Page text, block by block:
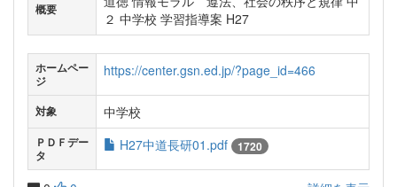
概要
２ 中学校 学習指導案 H27
ホームペー
ジ
https://center.gsn.ed.jp/?page_id=466
対象 中学校
ＰＤＦデー
タ
H27中道長研01.pdf 1720